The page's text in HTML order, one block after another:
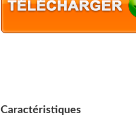
Caractéristiques